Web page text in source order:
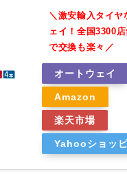
＼激安輸入タイヤ
ェイ！全国3300
で交換も楽々／
オートウェイ
Amazon
楽天市場
Yahooショッ